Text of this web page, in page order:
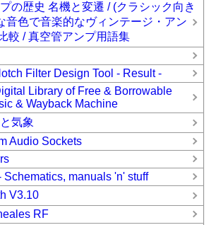
の歴史 名機と変遷 / (クラシック向き
音色で音楽的なヴィンテージ・アン
較 / 真空管アンプ用語集
Filter Design Tool - Result -
Library of Free & Borrowable
& Wayback Machine
気象
Audio Sockets
Schematics, manuals 'n' stuff
V3.10
RF